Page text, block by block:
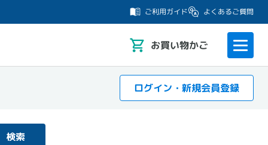
ご利用ガイド よくあるご質問
お買い物かご
ログイン・新規会員登録
検索